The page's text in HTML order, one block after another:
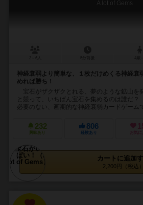
A lot of Gems
神経衰弱より簡単な、１枚だけめくる神経
めれば勝ち！
宝石がザクザクとれる、夢のような鉱山を
と競って、いちばん宝石を集めるのは誰だ
必要のない、画期的な神経衰弱カードゲームで
232
興味あり
806
経験あり お気に
カートに追加
2,200円（税込）